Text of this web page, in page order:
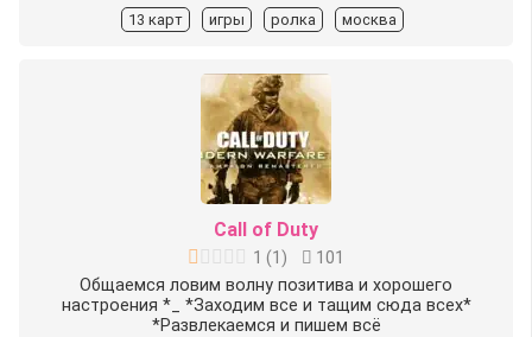
13 карт игры ролка москва
Call of Duty
1 (1 )
101
Общаемся ловим волну позитива и хорошего
настроения *_ *Заходим все и тащим сюда всех*
*Развлекаемся и пишем всё